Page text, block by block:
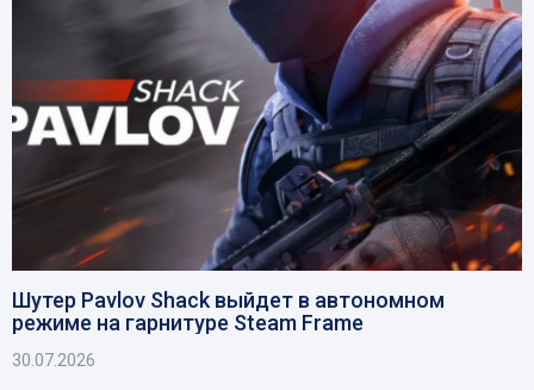
Шутер Pavlov Shack выйдет в автономном
режиме на гарнитуре Steam Frame
30.07.2026